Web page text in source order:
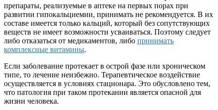
препараты, реализуемые в аптеке на первых порах при
развитии гипокальциемии, принимать не рекомендуется. В их
составе имеется только кальций, который без сопутствующих
веществ не имеет возможности усваиваться. Поэтому следует
либо отказаться от медикаментов, либо принимать
комплексные витамины.
Если заболевание протекает в острой фазе или хроническом
типе, то лечение неизбежно. Терапевтическое воздействие
осуществляется в условиях стационара. Это обусловлено тем,
что патология при таком протекании является опасной для
жизни человека.